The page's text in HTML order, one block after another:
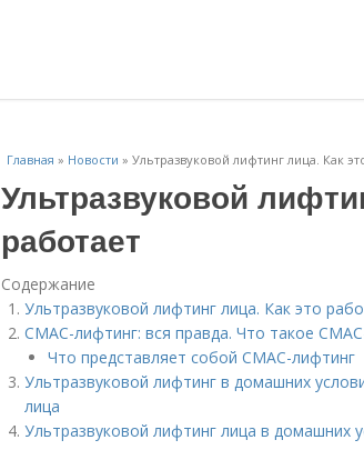
Главная » Новости » Ультразвуковой лифтинг лица. Как
Ультразвуковой
работает
Содержание
Ультразвуковой лифтинг лица. Как это
СМАС-лифтинг: вся правда. Что такое
Что представляет собой СМАС-лифтинг
Ультразвуковой лифтинг в домашних
лица
Ультразвуковой лифтинг лица в домашних